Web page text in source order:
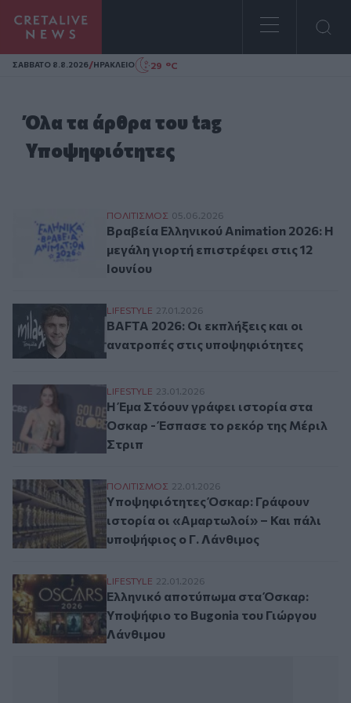
Homepage
ΣAΒΒΑΤΟ 8.8.2026/ΗΡΑΚΛΕΙΟ 29 °C
Όλα τα άρθρα του tag
Υποψηφιότητες
Βραβεία Ελληνικού Animation 2026: Η
ΠΟΛΙΤΙΣΜΟΣ 05.06.2026
Βραβεία Ελληνικού Animation 2026: Η
μεγάλη γιορτή επιστρέφει στις 12
Ιουνίου
BAFTA 2026: Οι εκπλήξεις και οι
LIFESTYLE 27.01.2026
BAFTA 2026: Οι εκπλήξεις και οι
ανατροπές στις υποψηφιότητες
Η Έμα Στόουν γράφει ιστορία στα
LIFESTYLE 23.01.2026
Η Έμα Στόουν γράφει ιστορία στα
Όσκαρ - Έσπασε το ρεκόρ της Μέριλ
Στριπ
Yποψηφιότητες Όσκαρ: Γράφουν ιστορία
ΠΟΛΙΤΙΣΜΟΣ 22.01.2026
Yποψηφιότητες Όσκαρ: Γράφουν
ιστορία οι «Αμαρτωλοί» – Και πάλι
υποψήφιος ο Γ. Λάνθιμος
Ελληνικό αποτύπωμα στα Όσκαρ:
LIFESTYLE 22.01.2026
Ελληνικό αποτύπωμα στα Όσκαρ:
Υποψήφιο το Bugonia του Γιώργου
Λάνθιμου